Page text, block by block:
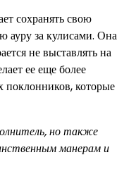
сохранять свою
ауру за кулисами. Она
не выставлять на
ее еще более
поклонников, которые
но также
манерам и